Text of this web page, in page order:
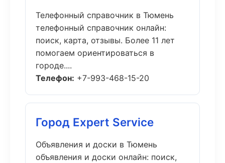
Телефонный справочник в Тюмень
телефонный справочник онлайн:
поиск, карта, отзывы. Более 11 лет
помогаем ориентироваться в
городе....
Телефон: +7-993-468-15-20
Город Expert Service
Объявления и доски в Тюмень
объявления и доски онлайн: поиск,